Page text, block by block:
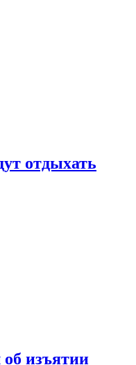
отдыхать
об изъятии